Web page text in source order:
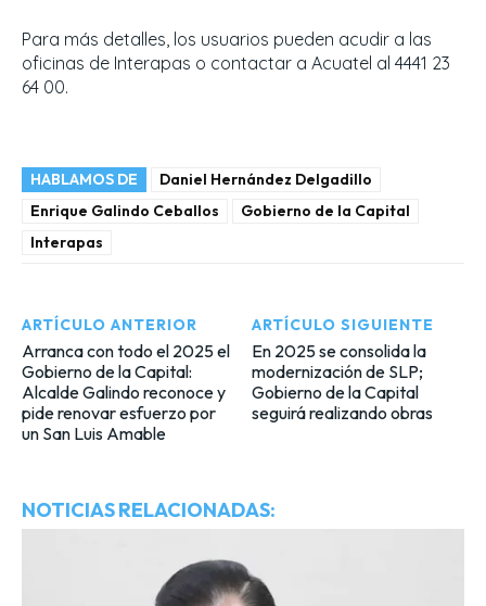
Para más detalles, los usuarios pueden acudir a las
oficinas de Interapas o contactar a Acuatel al 4441 23
64 00.
HABLAMOS DE
Daniel Hernández Delgadillo
Enrique Galindo Ceballos
Gobierno de la Capital
Interapas
ARTÍCULO ANTERIOR
Arranca con todo el 2025 el
Gobierno de la Capital:
Alcalde Galindo reconoce y
pide renovar esfuerzo por
un San Luis Amable
ARTÍCULO SIGUIENTE
En 2025 se consolida la
modernización de SLP;
Gobierno de la Capital
seguirá realizando obras
NOTICIAS RELACIONADAS: